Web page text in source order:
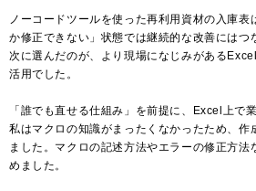
ノーコードツールを使った再利用資材の入庫表
か修正できない」状態では継続的な改善にはつ
次に選んだのが、より現場になじみがある
活用でした。
「誰でも直せる仕組み」を前提に、Excel上で
私はマクロの知識がまったくなかったため、作
ました。マクロの記述方法やエラーの修正方法
めました。